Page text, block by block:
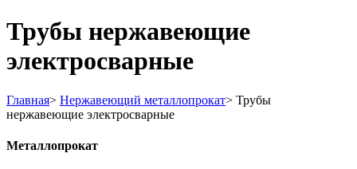
Трубы нержавеющие
электросварные
Главная> Нержавеющий металлопрокат> Трубы
нержавеющие электросварные
Металлопрокат